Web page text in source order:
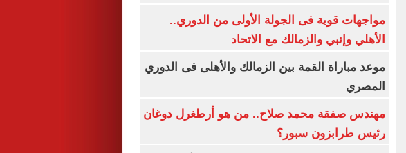
مواجهات قوية فى الجولة الأولى من الدوري..
الأهلي وإنبي والزمالك مع الاتحاد
موعد مباراة القمة بين الزمالك والأهلى فى الدوري
المصري
مهندس صفقة محمد صلاح.. من هو أرطغرل دوغان
رئيس طرابزون سبور؟